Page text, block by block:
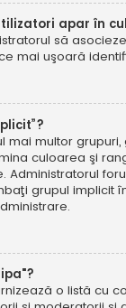
apar în
să
mai uşoară
mai multor grupuri,
culoarea şi
Administratorul
grupul implicit
o listă cu